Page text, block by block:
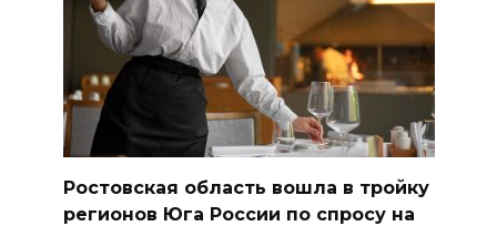
Ростовская область вошла в тройку
регионов Юга России по спросу на